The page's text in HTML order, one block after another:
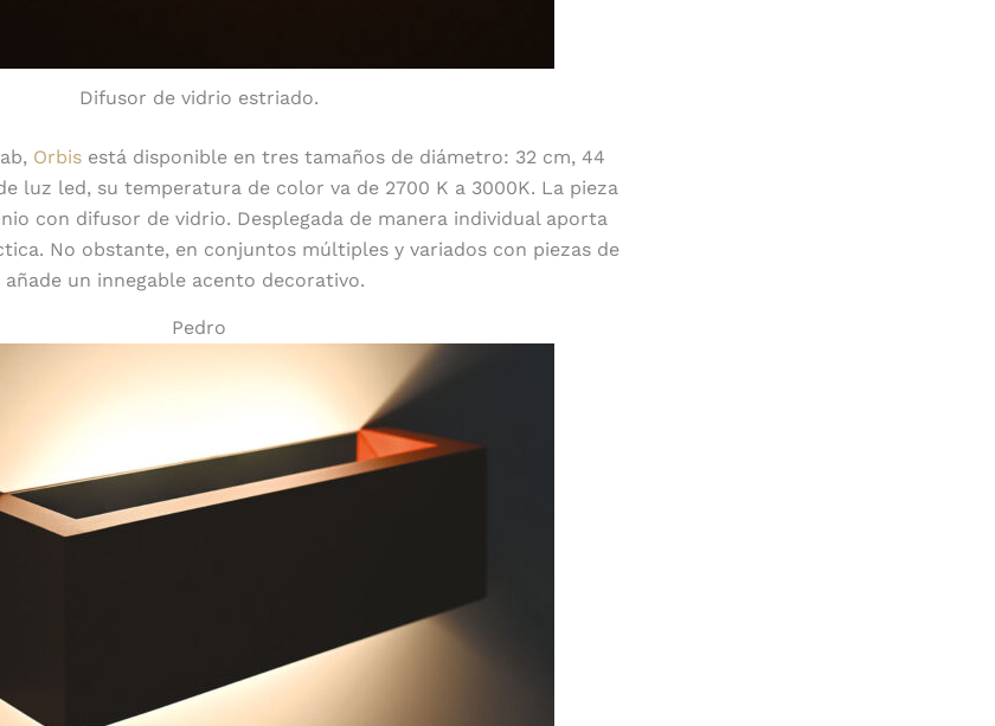
Difusor de vidrio estriado.
Orbis está disponible en tres tamaños de diámetro: 32 cm, 44
luz led, su temperatura de color va de 2700 K a 3000K. La pieza
con difusor de vidrio. Desplegada de manera individual aporta
No obstante, en conjuntos múltiples y variados con piezas de
un innegable acento decorativo.
Pedro